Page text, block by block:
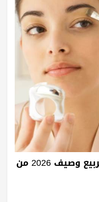
أبرز لوحات ظلال العيون لربيع وصيف 2026 من